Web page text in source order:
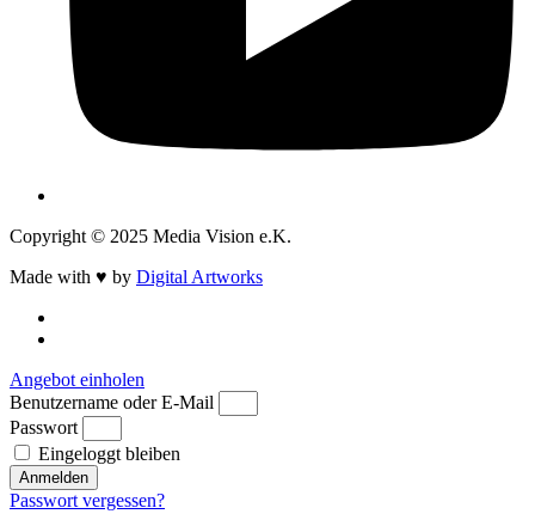
Copyright © 2025 Media Vision e.K.
Made with ♥ by Digital Artworks
Angebot einholen
Benutzername oder E-Mail
Passwort
Eingeloggt bleiben
Anmelden
Passwort vergessen?